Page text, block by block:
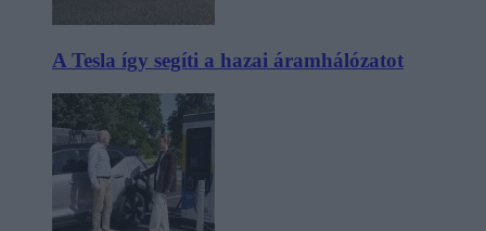
A Tesla így segíti a hazai áramhálózatot